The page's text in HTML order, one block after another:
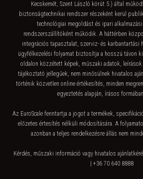
Kecskemét, Szent László körút 5.) által
biztonságtechnikai rendszer részeként kerül
technológiai megoldást és ipari
rendszerszállítóként működik. A háttérben
integrációs tapasztalat, szerviz- és karbantartási
ügyfélkezelési folyamat biztosítja a hosszú távon
oldalon közzétett képek, műszaki adatok,
tájékoztató jellegűek, nem minősülnek hivatalos
történik közvetlen online értékesítés, minden
egyeztetés alapján, írásos
Az EuroScale fenntartja a jogot a termékek,
előzetes értesítés nélküli módosítására. A
azonban a teljes rendelkezésre állás nem
Kérdés, műszaki információ vagy hivatalos
| +36 70 640 8888